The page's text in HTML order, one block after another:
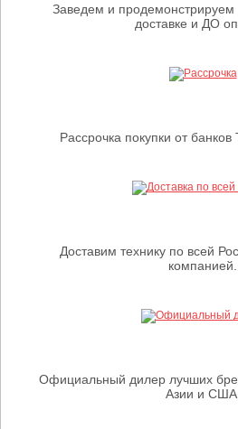
Заведем и продемонстрируем
доставке и ДО
Рассрочка покупки от
Доставим технику по всей
компанией.
Официальный дилер лучших
Азии и США.